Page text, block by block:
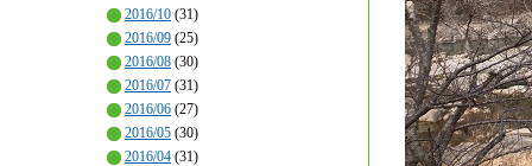
2016/10 (31)
2016/09 (25)
2016/08 (30)
2016/07 (31)
2016/06 (27)
2016/05 (30)
2016/04 (31)